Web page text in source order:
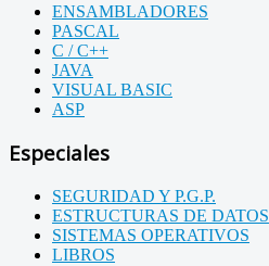
ENSAMBLADORES
PASCAL
C / C++
JAVA
VISUAL BASIC
ASP
Especiales
SEGURIDAD Y P.G.P.
ESTRUCTURAS DE DATOS
SISTEMAS OPERATIVOS
LIBROS